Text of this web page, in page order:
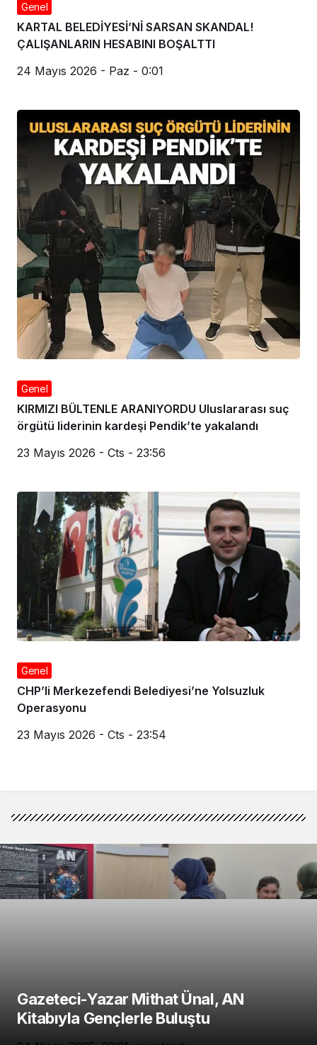
Genel
KARTAL BELEDİYESİ’Nİ SARSAN SKANDAL!
ÇALIŞANLARIN HESABINI BOŞALTTI
24 Mayıs 2026 - Paz - 0:01
Genel
KIRMIZI BÜLTENLE ARANIYORDU Uluslararası suç
örgütü liderinin kardeşi Pendik’te yakalandı
23 Mayıs 2026 - Cts - 23:56
Genel
CHP’li Merkezefendi Belediyesi’ne Yolsuzluk
Operasyonu
23 Mayıs 2026 - Cts - 23:54
Gazeteci-Yazar Mithat Ünal, AN
Kitabıyla Gençlerle Buluştu